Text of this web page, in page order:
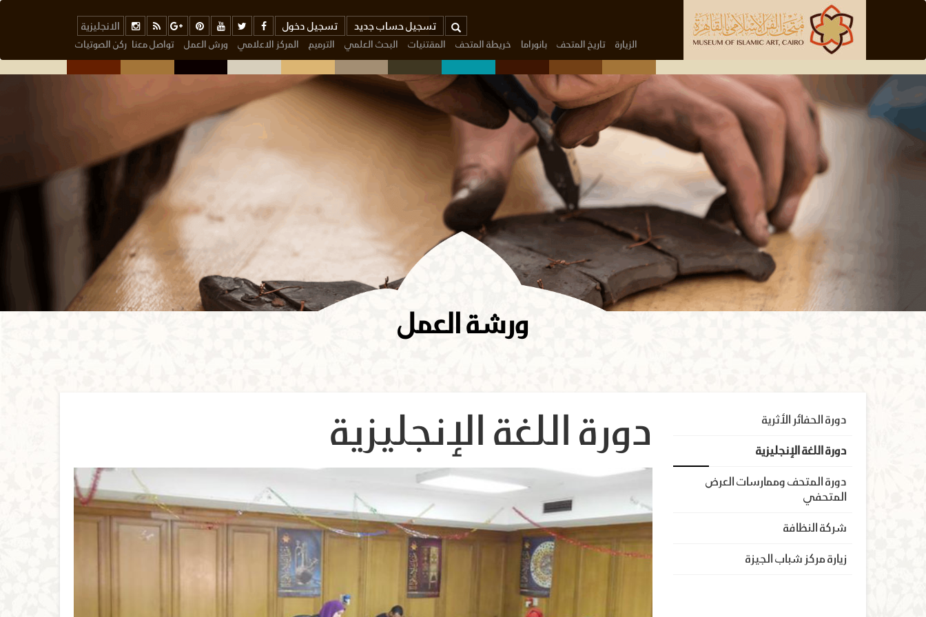
بحث تسجيل حساب جديد تسجيل دخول الانجليزية
الزيارة تاريخ المتحف بانوراما خريطة المتحف المقتنيات البحث العلمي الترميم المركز الاعلامي ورش العمل تواصل معنا ركن الصوتيات
ورشة العمل
دورة الحفائر الأثرية
دورة اللغة الإنجليزية
دورة المتحف وممارسات العرض
المتحفي
شركة النظافة
زيارة مركز شباب الجيزة
دورة اللغة الإنجليزية